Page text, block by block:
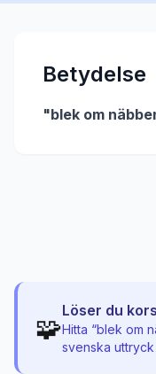
Betydelse
"blek om
🧩
Löser du
Hitta “blek om
svenska